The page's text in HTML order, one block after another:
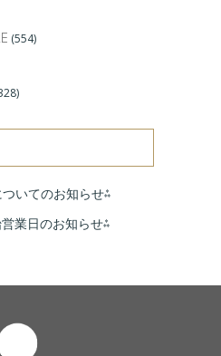
(554)
いてのお知らせ⁂
業日のお知らせ⁂